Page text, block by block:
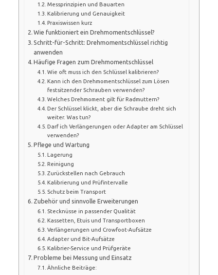
Messprinzipien und Bauarten
Kalibrierung und Genauigkeit
Praxiswissen kurz
Wie funktioniert ein Drehmomentschlüssel?
Schritt-für-Schritt: Drehmomentschlüssel richtig
anwenden
Häufige Fragen zum Drehmomentschlüssel
Wie oft muss ich den Schlüssel kalibrieren?
Kann ich den Drehmomentschlüssel zum Lösen
festsitzender Schrauben verwenden?
Welches Drehmoment gilt für Radmuttern?
Der Schlüssel klickt, aber die Schraube dreht sich
weiter. Was tun?
Darf ich Verlängerungen oder Adapter am Schlüssel
verwenden?
Pflege und Wartung
Lagerung
Reinigung
Zurückstellen nach Gebrauch
Kalibrierung und Prüfintervalle
Schutz beim Transport
Zubehör und sinnvolle Erweiterungen
Stecknüsse in passender Qualität
Kassetten, Etuis und Transportboxen
Verlängerungen und Crowfoot-Aufsätze
Adapter und Bit-Aufsätze
Kalibrier-Service und Prüfgeräte
Probleme bei Messung und Einsatz
Ähnliche Beiträge: